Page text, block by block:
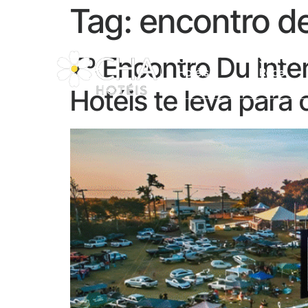
CHA
Hotéis
Sobre A
Rede
Tag: encontro
7º Encontro Du
Hotéis te leva